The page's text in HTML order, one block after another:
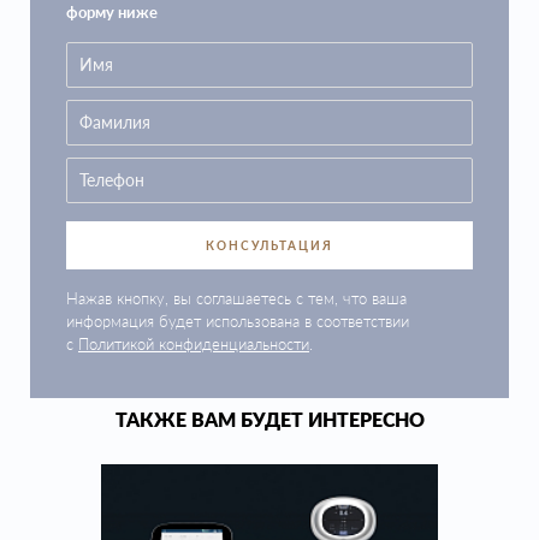
форму ниже
КОНСУЛЬТАЦИЯ
Нажав кнопку, вы соглашаетесь с тем, что ваша
информация будет использована в соответствии
с Политикой конфиденциальности
ТАКЖЕ ВАМ БУДЕТ ИНТЕРЕСНО